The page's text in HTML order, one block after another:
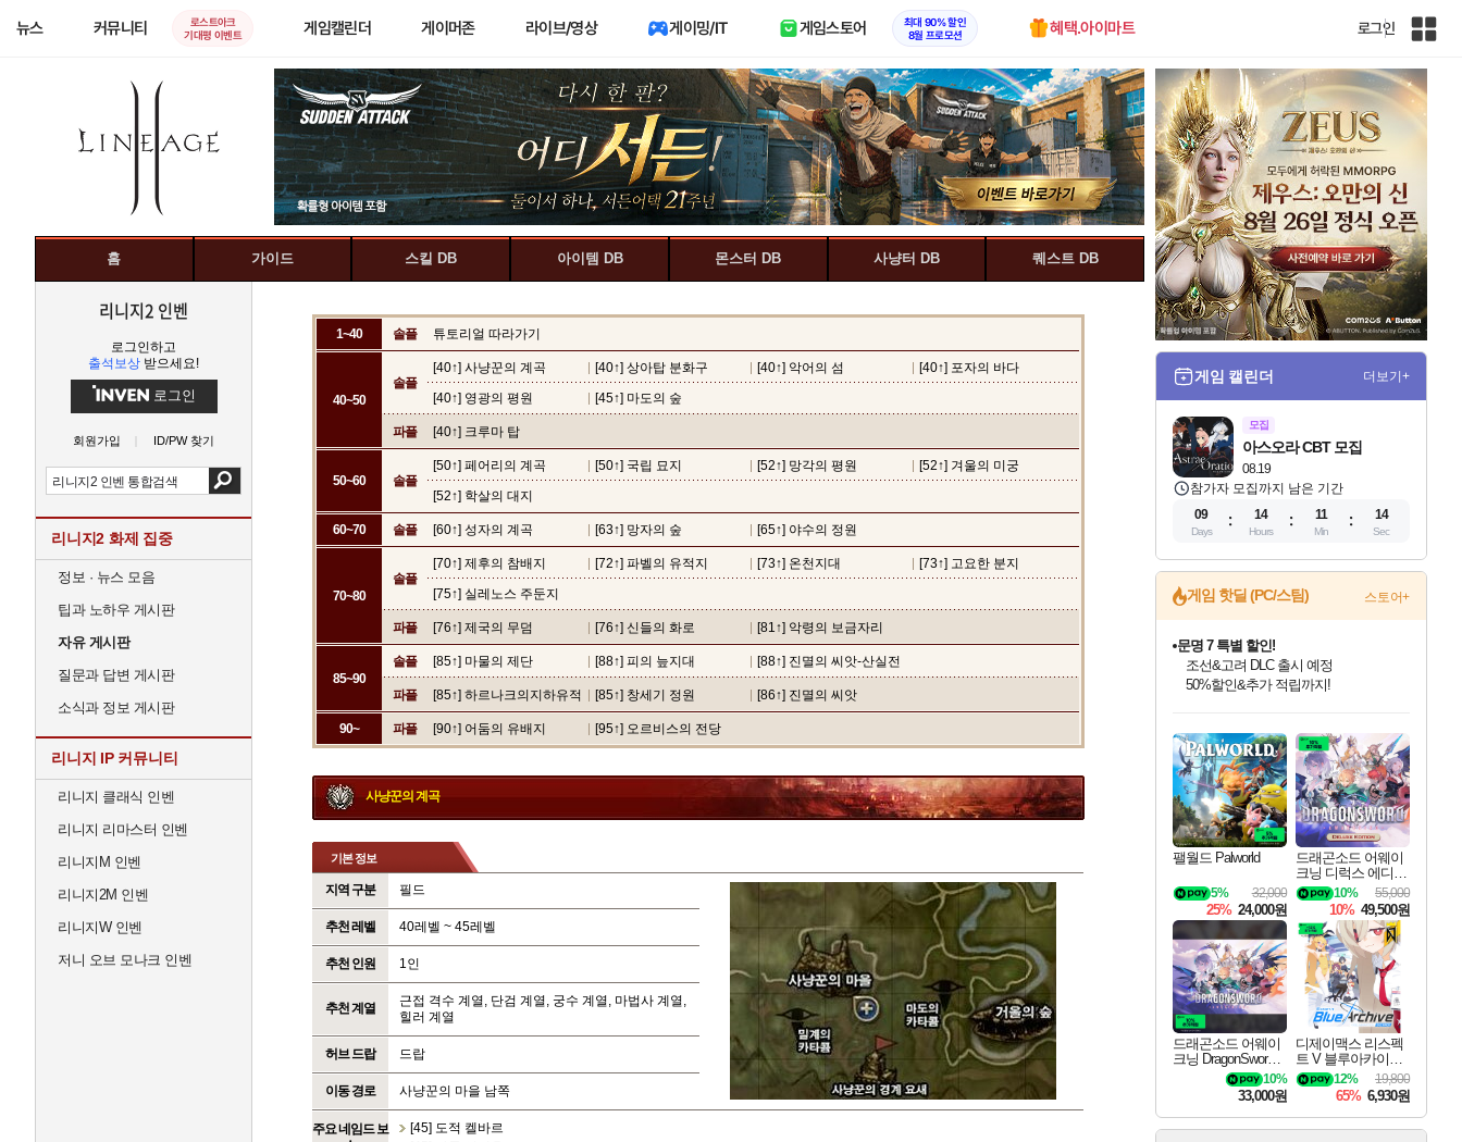
뉴스 커뮤니티
로스트아크
기대평 이벤트
게임캘린더 게이머존 라이브/영상 게이밍/IT 게임스토어
최대 90% 할인
8월 프로모션
혜택.아이마트 로그인
인
체
사
홈 가이드 스킬 DB 아이템 DB 몬스터 DB 사냥터 DB 퀘스트 DB
리니지2 인벤
로그인하고
출석보상 받으세요!
로그인
회원가입 ID/PW 찾기
리니지2 화제 집중
정보 · 뉴스 모음
팁과 노하우 게시판
자유 게시판
질문과 답변 게시판
소식과 정보 게시판
리니지 IP 커뮤니티
리니지 클래식 인벤
리니지 리마스터 인벤
리니지M 인벤
리니지2M 인벤
리니지W 인벤
저니 오브 모나크 인벤
1~40 솔플 튜토리얼 따라가기
40~50
솔플
[40↑] 사냥꾼의 계곡 [40↑] 상아탑 분화구 [40↑] 악어의 섬
[40↑] 포자의 바다
[40↑] 영광의 평원
[45↑] 마도의 숲
파플 [40↑] 크루마 탑
50~60 솔플
[50↑] 페어리의 계곡 [50↑] 국립 묘지 [52↑] 망각의 평원
[52↑] 겨울의 미궁
[52↑] 학살의 대지
60~70 솔플 [60↑] 성자의 계곡 [63↑] 망자의 숲 [65↑] 야수의 정원
70~80
솔플
[70↑] 제후의 참배지 [72↑] 파벨의 유적지 [73↑] 온천지대
[73↑] 고요한 분지
[75↑] 실레노스 주둔지
파플 [76↑] 제국의 무덤 [76↑] 신들의 화로 [81↑] 악령의 보금자리
85~90
솔플 [85↑] 마물의 제단 [88↑] 피의 늪지대 [88↑] 진멸의 씨앗-산실전
파플 [85↑] 하르나크의지하유적 [85↑] 창세기 정원 [86↑] 진멸의 씨앗
90~ 파플 [90↑] 어둠의 유배지 [95↑] 오르비스의 전당
사냥꾼의 계곡
기본 정보
지역 구분 필드
추천 레벨 40레벨 ~ 45레벨
추천 인원 1인
추천 계열
근접 격수 계열, 단검 계열, 궁수 계열, 마법사 계열,
힐러 계열
허브 드랍 드랍
이동 경로 사냥꾼의 마을 남쪽
주요 네임드 보
[45] 도적 켈바르
게임 캘린더 더보기+
모집
08.19
아스오라 CBT 모집
참가자 모집까지 남은 기간
09
Days
14
Hours
11
Min
12
Sec
게임 핫딜 (PC/스팀) 스토어+
최대 90% 할인가를 만나보세요!
네이버혜택과 함께 만나보세요!
50%할인&추가 적립까지!
마블 투혼 파이팅 소울즈 정식출시!
마블 히어로 총 출동&화려한 격투!
네이버 포인트 혜택까지!
이니&베니 혜택까지!
네이버 혜택가와 함께 예약하세요!
할인&네이버혜택으로 만나보세요!
네이버페이 혜택과 만나보세요!
40주년 프로모션으로 만나보세요!
할인가에 만나보세요!
일부 에디션 상시 할인!
혜택으로 예약 판매 중
편안하게 충전하세요
팰월드 Palworld
32,000
5%
25% 24,000원
드래곤소드 어웨이
크닝 디럭스 에디션
DragonSword Awake
ning Deluxe Edition
55,000
10%
10% 49,500원
드래곤소드 어웨이
크닝 DragonSword A
10%
33,000원
디제이맥스 리스펙
트 V 블루아카이브
팩 DJMAX RESPE
CT V Blue Archive P
ack DLC
19,800
12%
65% 6,930원